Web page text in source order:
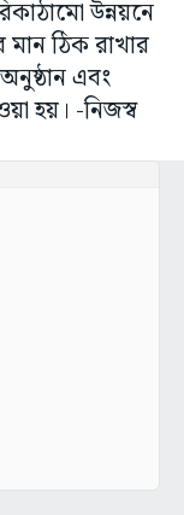
উন্নয়নে
ঠিক রাখার
এবং
হয়। -নিজস্ব